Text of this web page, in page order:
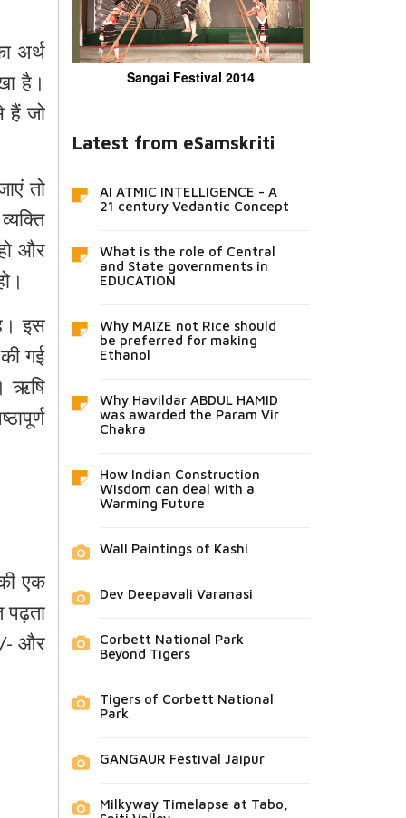
अर्थ
है।
हैं जो
तो
और
इस
गई
ऋषि
एक
पढ़ता
और
Sangai Festival 2014
Latest from eSamskriti
AI ATMIC INTELLIGENCE - A
21 century Vedantic Concept
What is the role of Central
and State governments in
EDUCATION
Why MAIZE not Rice should
be preferred for making
Ethanol
Why Havildar ABDUL HAMID
was awarded the Param Vir
Chakra
How Indian Construction
Wisdom can deal with a
Warming Future
Wall Paintings of Kashi
Dev Deepavali Varanasi
Corbett National Park
Beyond Tigers
Tigers of Corbett National
Park
GANGAUR Festival Jaipur
Milkyway Timelapse at Tabo,